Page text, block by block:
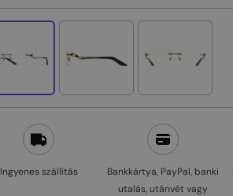
Ingyenes szállítás
Bankkártya, PayPal, banki
utalás, utánvét vagy